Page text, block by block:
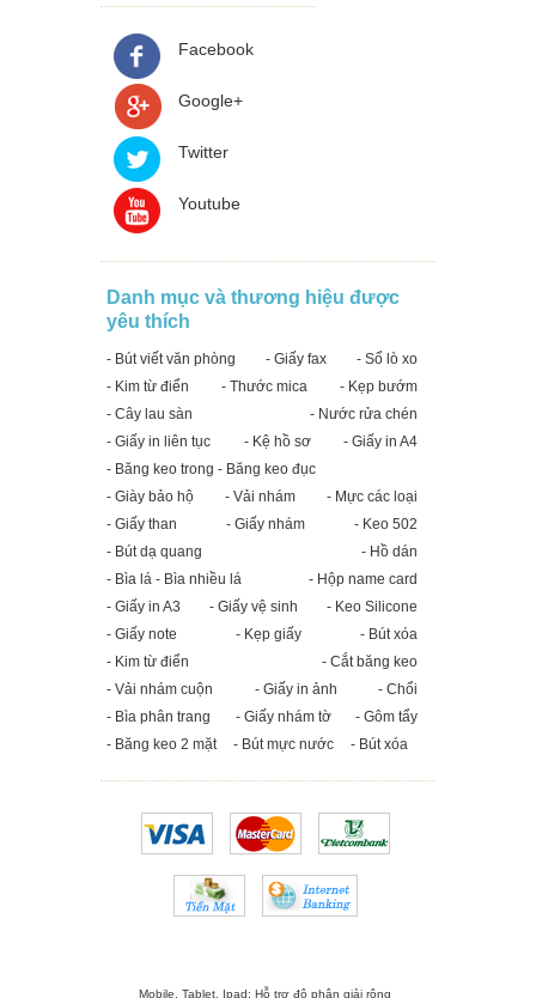
Facebook
Google+
Twitter
Youtube
Danh mục và thương hiệu được
yêu thích
- Bút viết văn phòng - Giấy fax
- Sổ lò xo
- Kim từ điển
- Thước mica
- Kẹp bướm
- Cây lau sàn
- Nước rửa chén
- Giấy in liên tục
- Kệ hồ sơ
- Giấy in A4
- Băng keo trong - Băng keo đục
- Giày bảo hộ
- Vải nhám
- Mực các loại
- Giấy than
- Giấy nhám
- Keo 502
- Bút dạ quang
- Hồ dán
- Bìa lá - Bìa nhiều lá
- Hộp name card
- Giấy in A3
- Giấy vệ sinh
- Keo Silicone
- Giấy note
- Kẹp giấy
- Bút xóa
- Kim từ điển
- Cắt băng keo
- Vải nhám cuộn
- Giấy in ảnh
- Chổi
- Bìa phân trang
- Giấy nhám tờ
- Gôm tẩy
- Băng keo 2 mặt
- Bút mực nước - Bút xóa
Mobile, Tablet, Ipad: Hỗ trợ độ phân giải rộng